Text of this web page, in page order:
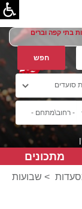
בתי קפה וברים
מתכונים
> שבועות